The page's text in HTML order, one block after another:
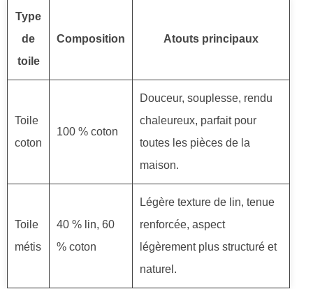
Type
de
toile
Composition Atouts principaux
Toile
coton
100 % coton
Douceur, souplesse, rendu
chaleureux, parfait pour
toutes les pièces de la
maison.
Toile
métis
40 % lin, 60
% coton
Légère texture de lin, tenue
renforcée, aspect
légèrement plus structuré et
naturel.